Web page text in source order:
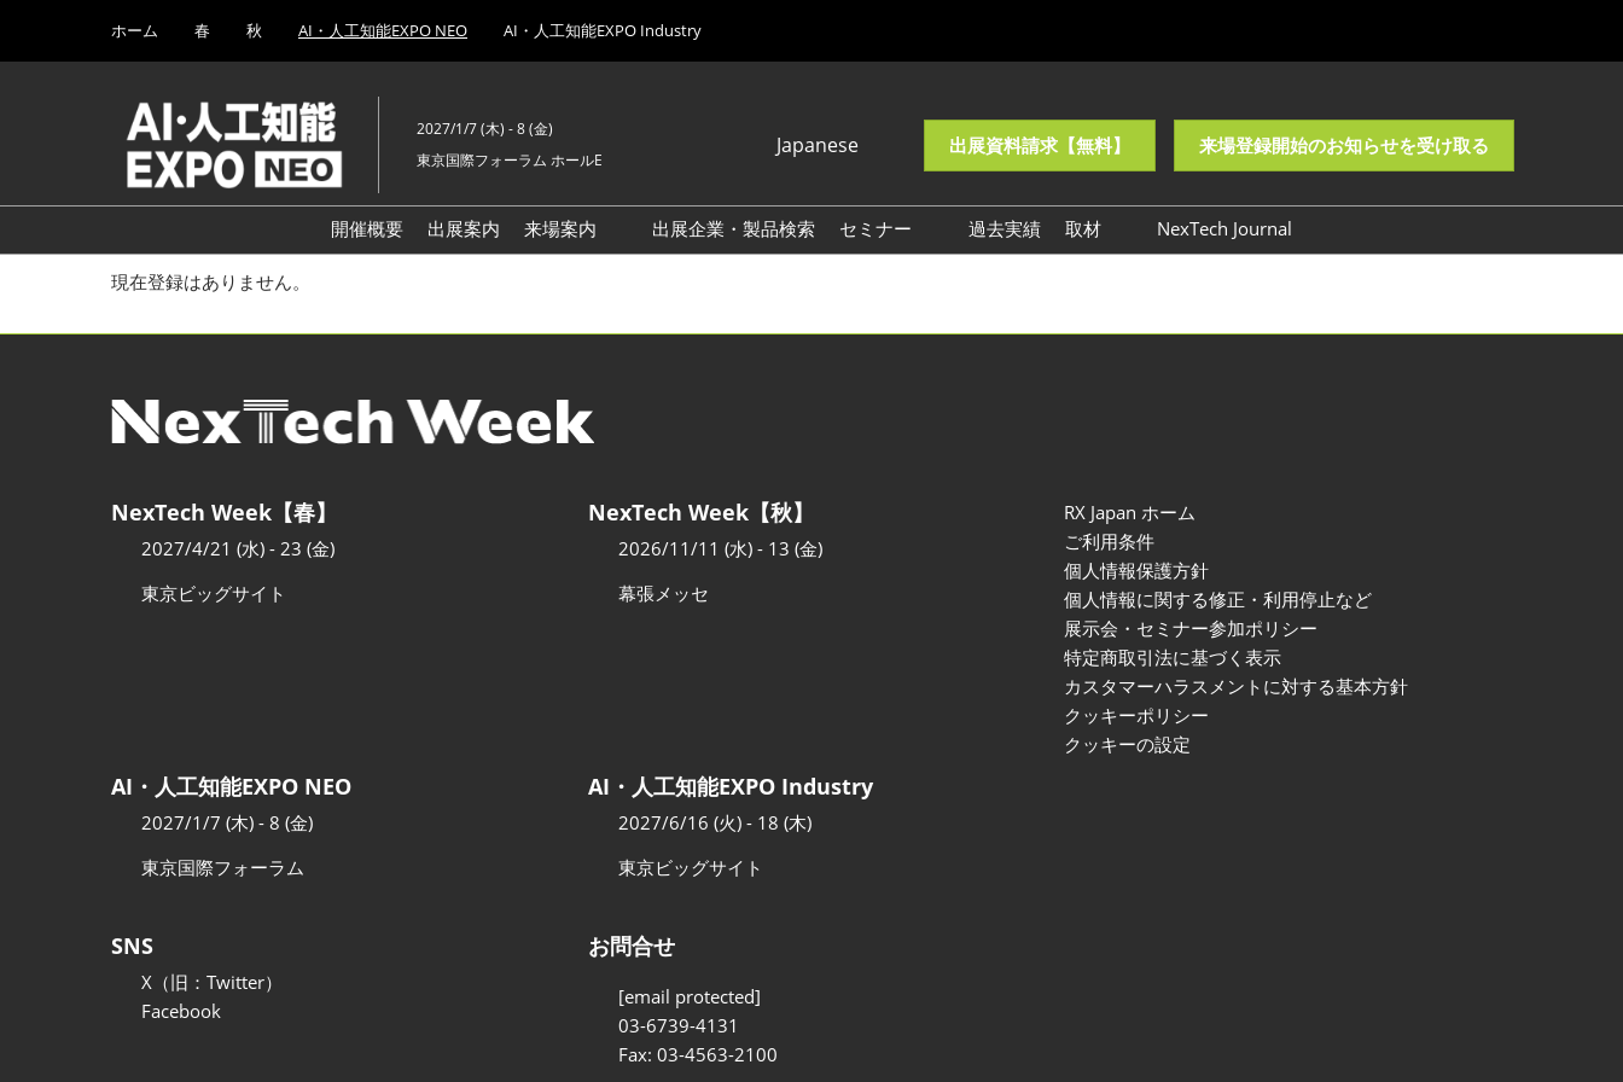
キ
し
進
to
ホーム 春 秋 AI・人工知能EXPO NEO AI・人工知能EXPO Industry
2027/1/7 (木) - 8 (金)
東京国際フォーラム ホールE
Japanese
English
出展資料請求【無料】 来場登録開始のお知らせを受け取る
開催概要 出展案内
来場案内
AXフェーズ3向け来場案内
AXフェーズ4向け来場案内
来場に関するご質問
出展企業・製品検索
セミナー
過去実績
取材
NexTech Journal
現在登録はありません。
NexTech Week【春】
2027/4/21 (水) - 23 (金)
東京ビッグサイト
NexTech Week【秋】
2026/11/11 (水) - 13 (金)
幕張メッセ
RX Japan ホーム
ご利用条件
個人情報保護方針
個人情報に関する修正・利用停止など
展示会・セミナー参加ポリシー
特定商取引法に基づく表示
カスタマーハラスメントに対する基本方針
クッキーポリシー
クッキーの設定
AI・人工知能EXPO NEO
2027/1/7 (木) - 8 (金)
東京国際フォーラム
AI・人工知能EXPO Industry
2027/6/16 (火) - 18 (木)
東京ビッグサイト
SNS
X（旧：Twitter）
Facebook
お問合せ
[email protected]
03-6739-4131
Fax: 03-4563-2100